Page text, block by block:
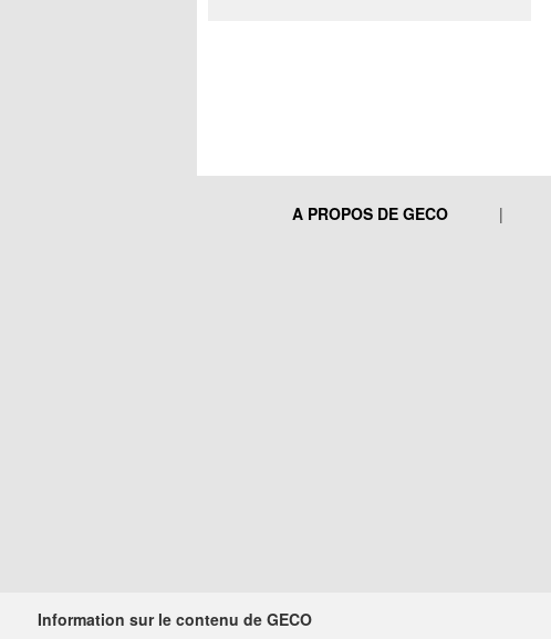
A PROPOS DE GECO
Information sur le contenu de GECO